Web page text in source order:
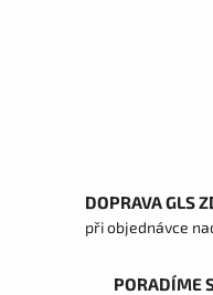
DOPRAVA GLS
při objednávce
PORADÍME